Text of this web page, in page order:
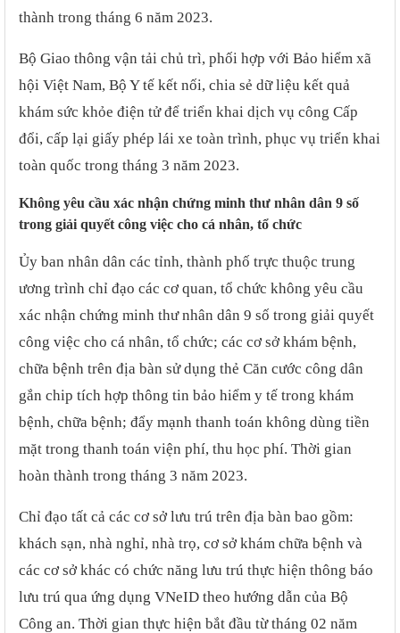
thành trong tháng 6 năm 2023.
Bộ Giao thông vận tải chủ trì, phối hợp với Bảo hiểm xã
hội Việt Nam, Bộ Y tế kết nối, chia sẻ dữ liệu kết quả
khám sức khỏe điện tử để triển khai dịch vụ công Cấp
đổi, cấp lại giấy phép lái xe toàn trình, phục vụ triển khai
toàn quốc trong tháng 3 năm 2023.
Không yêu cầu xác nhận chứng minh thư nhân dân 9 số
trong giải quyết công việc cho cá nhân, tổ chức
Ủy ban nhân dân các tỉnh, thành phố trực thuộc trung
ương trình chỉ đạo các cơ quan, tổ chức không yêu cầu
xác nhận chứng minh thư nhân dân 9 số trong giải quyết
công việc cho cá nhân, tổ chức; các cơ sở khám bệnh,
chữa bệnh trên địa bàn sử dụng thẻ Căn cước công dân
gắn chip tích hợp thông tin bảo hiểm y tế trong khám
bệnh, chữa bệnh; đẩy mạnh thanh toán không dùng tiền
mặt trong thanh toán viện phí, thu học phí. Thời gian
hoàn thành trong tháng 3 năm 2023.
Chỉ đạo tất cả các cơ sở lưu trú trên địa bàn bao gồm:
khách sạn, nhà nghỉ, nhà trọ, cơ sở khám chữa bệnh và
các cơ sở khác có chức năng lưu trú thực hiện thông báo
lưu trú qua ứng dụng VNeID theo hướng dẫn của Bộ
Công an. Thời gian thực hiện bắt đầu từ tháng 02 năm